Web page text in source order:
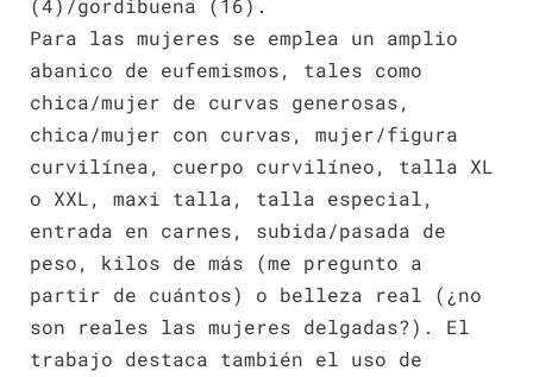
(4)/gordibuena (16).
Para las mujeres se emplea un amplio
abanico de eufemismos, tales como
chica/mujer de curvas generosas,
chica/mujer con curvas, mujer/figura
curvilínea, cuerpo curvilíneo, talla XL
o XXL, maxi talla, talla especial,
entrada en carnes, subida/pasada de
peso, kilos de más (me pregunto a
partir de cuántos) o belleza real (¿no
son reales las mujeres delgadas?). El
trabajo destaca también el uso de